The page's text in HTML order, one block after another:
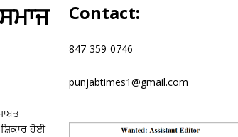
ਸ਼ਿਕਾਰ ਹੋਈ
Contact:
847-359-0746
punjabtimes1@gmail.com